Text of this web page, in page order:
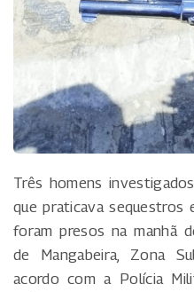
Três homens
que praticava sequestros
foram presos na manhã
de Mangabeira, Zona
acordo com a Polícia